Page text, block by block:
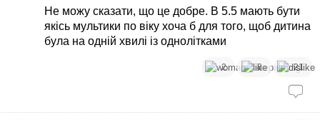
просить ще, ще і постійно.
Тому я від них відмовилася. Так, приходиться по
майданчикам по 4 години тусити, вдома
все рівно рот не закривається.
дошкільного віку. Плюс діти різні. Моя спокійна,
но питань по 1000 на день, без перестанку.
Не можу сказати, що це добре. В 5.5 мають бути
якісь мультики по віку хоча б для того, щоб дитина
була на одній хвилі із однолітками
2 8 21